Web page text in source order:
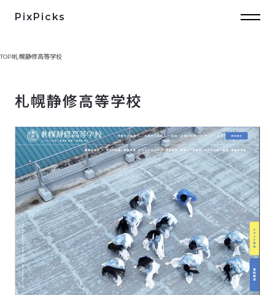
PixPicks
TOP札幌静修高等学校
札幌静修高等学校